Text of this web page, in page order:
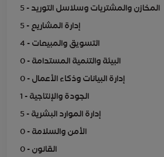
5 - المخازن والمشتريات وسلاسل التوريد
5 - إدارة المشاريع
4 - التسويق والمبيعات
0 - البيئة والتنمية المستدامة
0 - إدارة البيانات وذكاء الأعمال
1 - الجودة والإنتاجية
5 - إدارة الموارد البشرية
0 - الأمن والسلامة
0 - القانون